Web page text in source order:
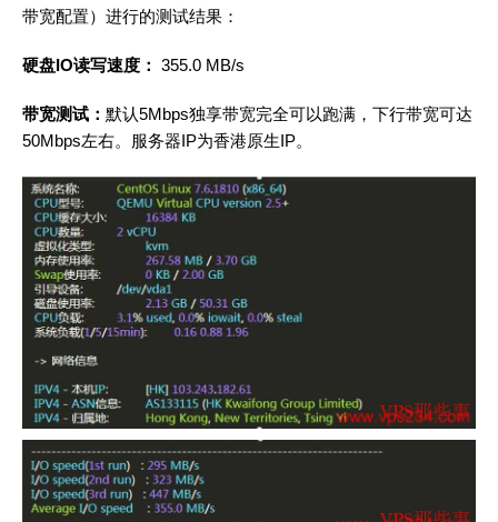
带宽配置）进行的测试结果：
硬盘IO读写速度： 355.0 MB/s
带宽测试： 默认5Mbps独享带宽完全可以跑满，下行带宽可达
50Mbps左右。服务器IP为香港原生IP。